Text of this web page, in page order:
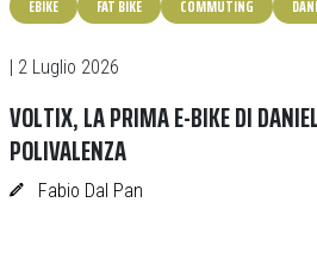
EBIKE FAT BIKE COMMUTING
| 2 Luglio 2026
VOLTIX, LA PRIMA E-BIKE DI
POLIVALENZA
Fabio Dal Pan